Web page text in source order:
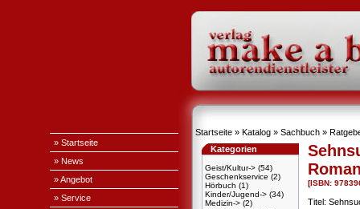
» Startseite
» News
» Angebot
» Service
Startseite » Katalog » Sachbuch »
Kategorien
Geist/Kultur-> (54)
Geschenkservice (2)
Hörbuch (1)
Kinder/Jugend-> (34)
Medizin-> (2)
[ISBN:
Titel: